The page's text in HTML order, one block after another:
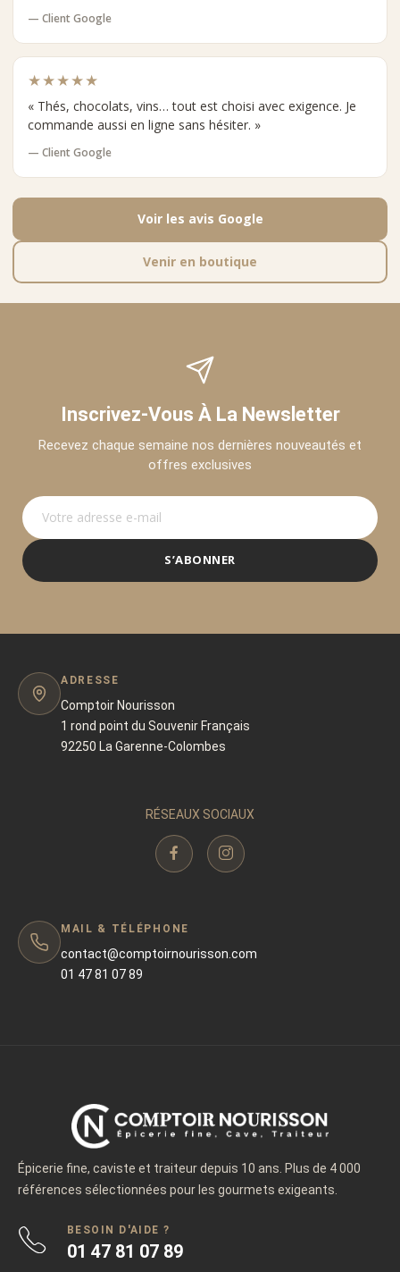
— Client Google
★★★★★
« Thés, chocolats, vins… tout est choisi avec exigence. Je
commande aussi en ligne sans hésiter. »
— Client Google
Voir les avis Google
Venir en boutique
Inscrivez-Vous À La Newsletter
Recevez chaque semaine nos dernières nouveautés et
offres exclusives
S’ABONNER
ADRESSE
Comptoir Nourisson
1 rond point du Souvenir Français
92250 La Garenne-Colombes
RÉSEAUX SOCIAUX
MAIL & TÉLÉPHONE
contact@comptoirnourisson.com
01 47 81 07 89
Épicerie fine, caviste et traiteur depuis 10 ans. Plus de 4 000
références sélectionnées pour les gourmets exigeants.
BESOIN D'AIDE ?
01 47 81 07 89